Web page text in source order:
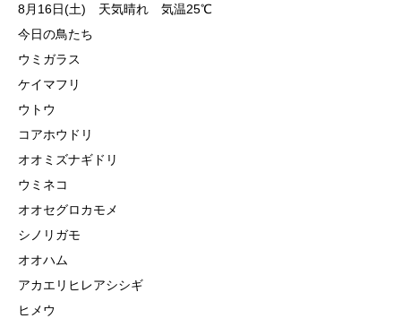
8月16日(土) 天気晴れ 気温25℃
今日の鳥たち
ウミガラス
ケイマフリ
ウトウ
コアホウドリ
オオミズナギドリ
ウミネコ
オオセグロカモメ
シノリガモ
オオハム
アカエリヒレアシシギ
ヒメウ